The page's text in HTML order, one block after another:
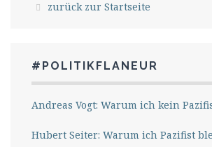
zurück zur Startseite
#POLITIKFLANEUR
Andreas Vogt: Warum ich kein
Hubert Seiter: Warum ich Pazifist